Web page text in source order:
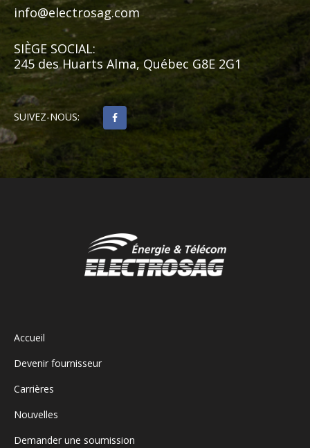
info@electrosag.com
SIÈGE SOCIAL:
245 des Huarts Alma, Québec G8E 2G1
SUIVEZ-NOUS:
Accueil
Devenir fournisseur
Carrières
Nouvelles
Demander une soumission